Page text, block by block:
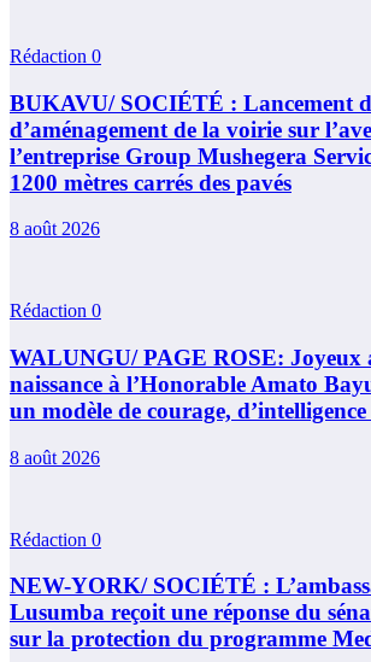
Rédaction 0
BUKAVU/ SOCIÉTÉ : Lancement
d’aménagement de la voirie sur
l’entreprise Group Mushegera
1200 mètres carrés des pavés
8 août 2026
Rédaction 0
WALUNGU/ PAGE ROSE: Joyeux
naissance à l’Honorable Amato
un modèle de courage, d’intelligence
8 août 2026
Rédaction 0
NEW-YORK/ SOCIÉTÉ :
Lusumba reçoit une réponse du
sur la protection du programme